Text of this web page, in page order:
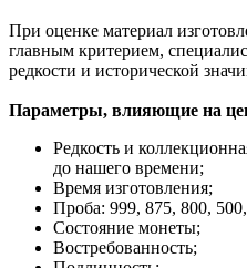
При оценке материал
главным критерием,
редкости и исторической
Параметры, влияющие на
Редкость и
до нашего времени;
Время изготовления;
Проба: 999, 875, 800, 500,
Состояние монеты;
Востребованность;